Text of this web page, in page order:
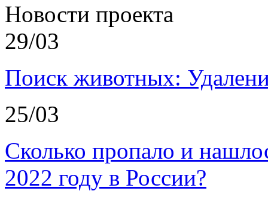
Новости проекта
29/03
Поиск животных:
25/03
Сколько пропало и
2022 году в России?